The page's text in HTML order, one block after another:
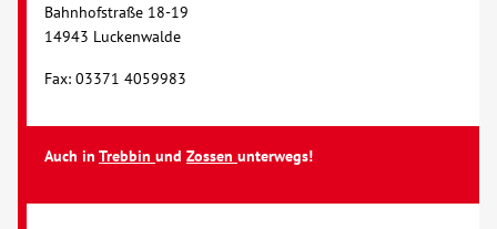
Bahnhofstraße 18-19
14943 Luckenwalde
Fax: 03371 4059983
Auch in Trebbin und Zossen unterwegs!